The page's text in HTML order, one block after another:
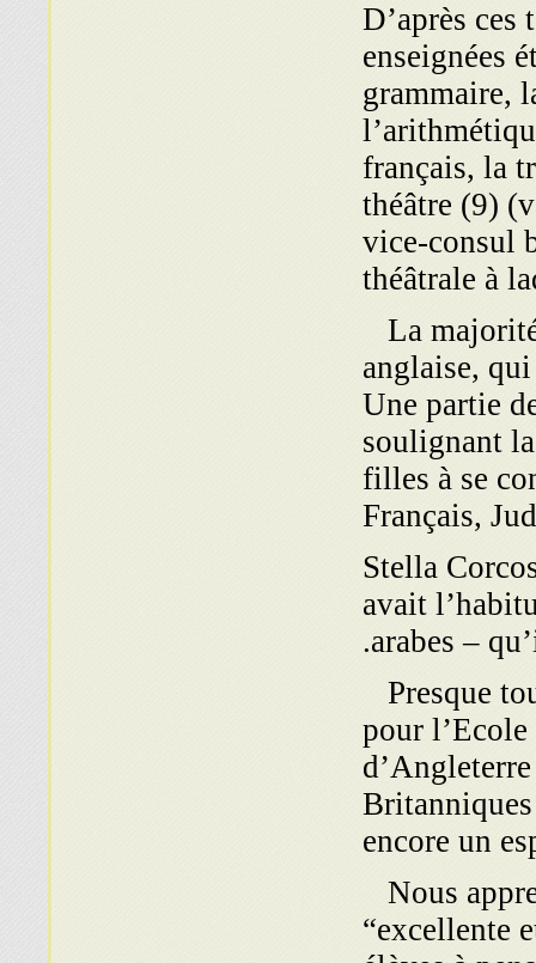
D’après ces
enseignées
grammaire,
français, la
théâtre (9)
vice-consul
théâtrale à
La
anglaise,
Une partie
soulignant
filles à se
Français,
Stella
avait
arabes –
Presque
pour l’Ecole
encore un
Nous
“excellente